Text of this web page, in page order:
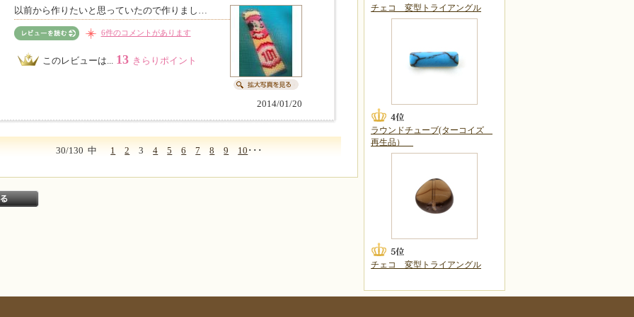
以前から作りたいと思っていたので作りまし…
6件のコメントがあります
このレビューは... 13 きらりポイント
2014/01/20
30/130 中 1 2 34 5 6 7 8 9 10 ･･･
チェコ 変型トライアングル
ラウンドチューブ(ターコイズ
再生品）
チェコ 変型トライアングル